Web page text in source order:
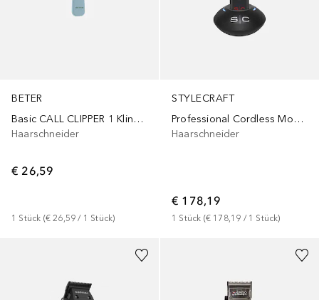
BETER
Basic CALL CLIPPER 1 Klinge 14,5 cm
Haarschneider
€ 26,59
1 Stück (€ 26,59 / 1 Stück)
STYLECRAFT
Professional Cordless Modular Hair Clipper with Super-Torque Motor Rebel Clipper
Haarschneider
€ 178,19
1 Stück (€ 178,19 / 1 Stück)